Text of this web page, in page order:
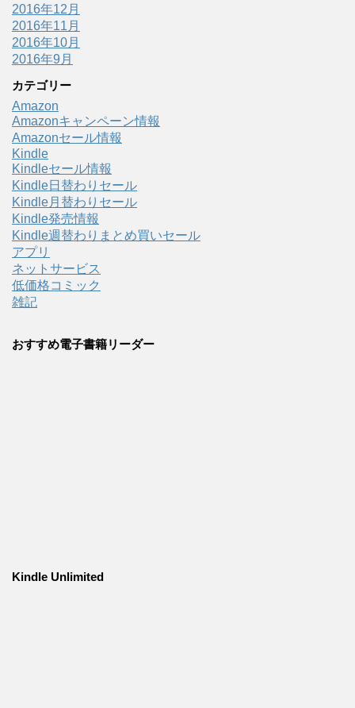
2016年12月
2016年11月
2016年10月
2016年9月
カテゴリー
Amazon
Amazonキャンペーン情報
Amazonセール情報
Kindle
Kindleセール情報
Kindle日替わりセール
Kindle月替わりセール
Kindle発売情報
Kindle週替わりまとめ買いセール
アプリ
ネットサービス
低価格コミック
雑記
おすすめ電子書籍リーダー
Kindle Unlimited